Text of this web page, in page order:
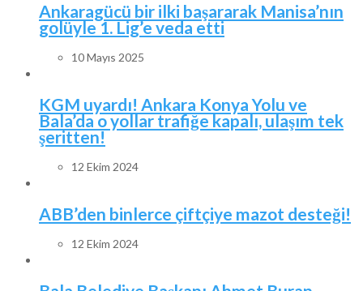
Ankaragücü bir ilki başararak Manisa’nın
golüyle 1. Lig’e veda etti
10 Mayıs 2025
KGM uyardı! Ankara Konya Yolu ve
Bala’da o yollar trafiğe kapalı, ulaşım tek
şeritten!
12 Ekim 2024
ABB’den binlerce çiftçiye mazot desteği!
12 Ekim 2024